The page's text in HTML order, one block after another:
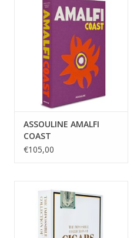
ASSOULINE AMALFI
COAST
€105,00